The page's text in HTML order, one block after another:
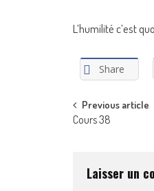
L’humilité c’est
Share
Post
Previous article
Cours 38
Laisser un